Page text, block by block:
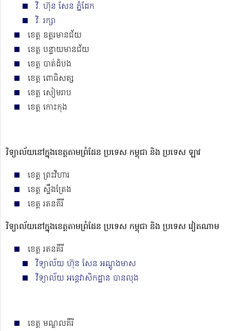
វិ. ហ៊ុន សែន ភ្នំដែក
វិ. រក្សា
ខេត្ត ឧត្តរមានជ័យ
ខេត្ត បន្ទាយមានជ័យ
ខេត្ត បាត់ដំបង
ខេត្ត ពោធិសត្ស
ខេត្ត សៀមរាប
ខេត្ត កោះកុង
វិទ្យាល័យនៅក្នុងខេត្តតាមព្រំដែន ប្រទេស កម្ពុជា និង ប្រទេស ឡាវ
ខេត្ត ព្រះវិហារ
ខេត្ត ស្ទឹងត្រែង
ខេត្ត រតនគីរី
វិទ្យាល័យនៅក្នុងខេត្តតាមព្រំដែន ប្រទេស កម្ពុជា និង ប្រទេស វៀតណាម
ខេត្ត រតនគីរី
វិទ្យាល័យ ហ៊ុន សែន អណ្ដូងមាស
វិទ្យាល័យ អន្តេវាសិកដ្ឋាន បានលុង
ខេត្ត មណ្ឌលគីរិ